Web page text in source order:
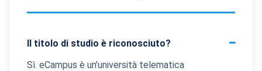
Il titolo di studio è riconosciuto?
Sì. eCampus è un'università telematica